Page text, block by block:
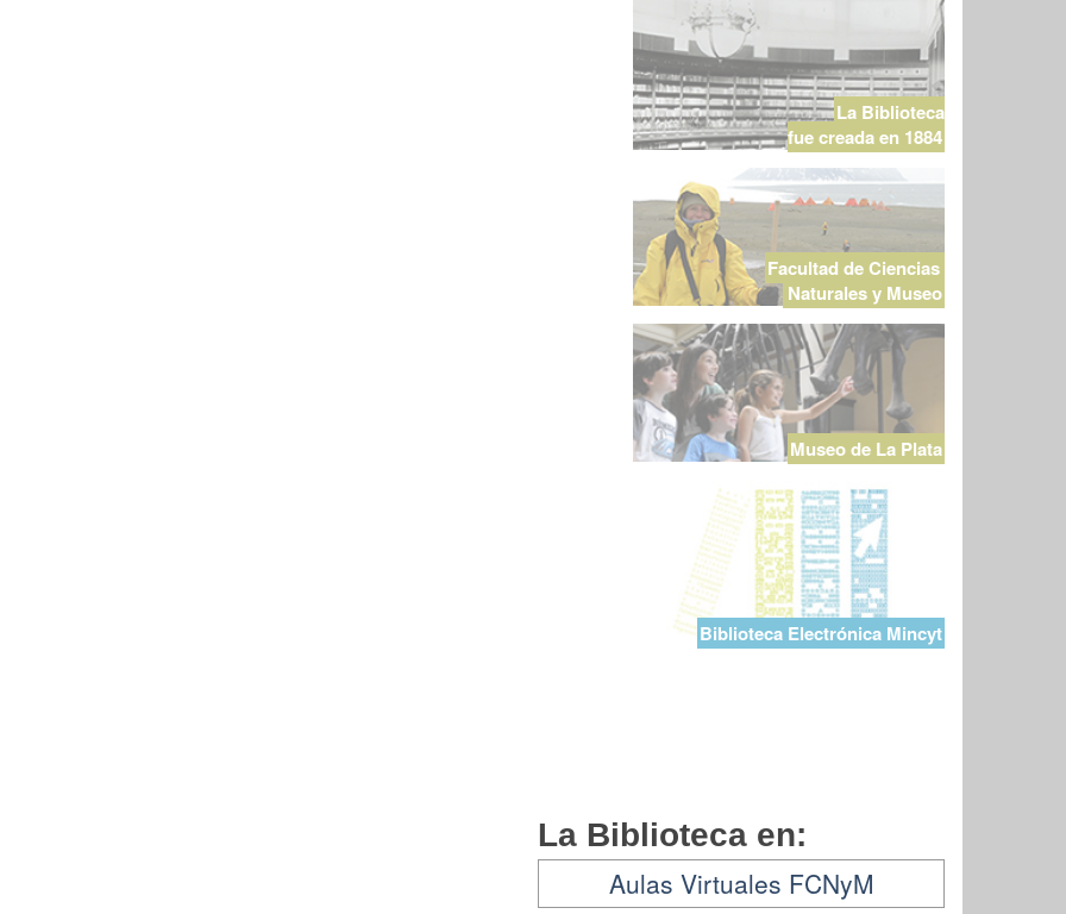
La Biblioteca
fue creada en 1884
Facultad de Ciencias
Naturales y Museo
Museo de La Plata
Biblioteca Electrónica Mincyt
La Biblioteca en:
Aulas Virtuales FCNyM